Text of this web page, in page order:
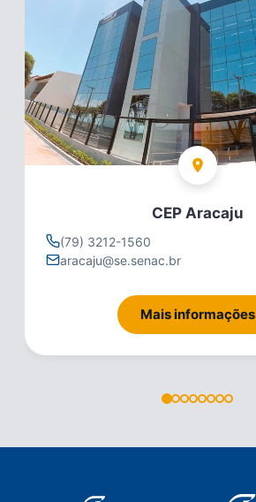
CEP Aracaju
(79) 3212-1560
aracaju@se.senac.br
Mais informações